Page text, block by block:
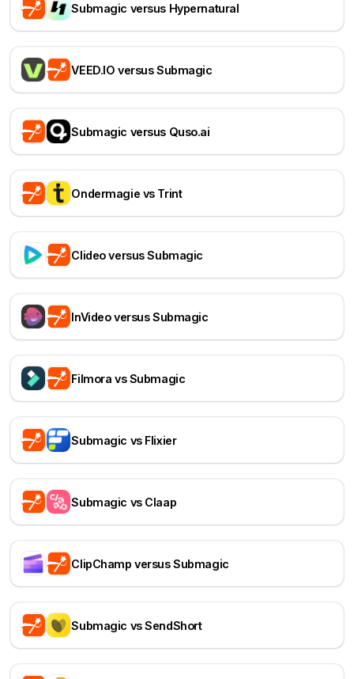
Submagic versus Hypernatural
VEED.IO versus Submagic
Submagic versus Quso.ai
Ondermagie vs Trint
Clideo versus Submagic
InVideo versus Submagic
Filmora vs Submagic
Submagic vs Flixier
Submagic vs Claap
ClipChamp versus Submagic
Submagic vs SendShort